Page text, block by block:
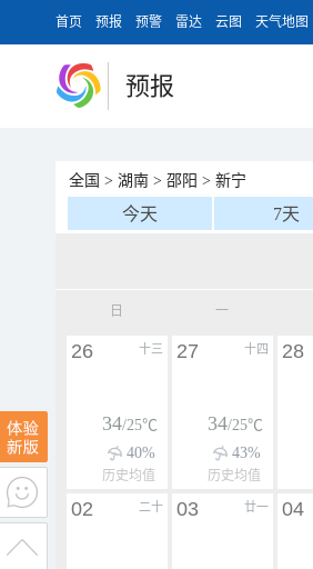
首页 预报 预警 雷达 云图 天气地图
预报
全国 > 湖南 > 邵阳 > 新宁
今天 7天
日 一
十三
26
34/25℃
40%
历史均值
十四
27
34/25℃
43%
历史均值
28
二十
02 廿一
03 04